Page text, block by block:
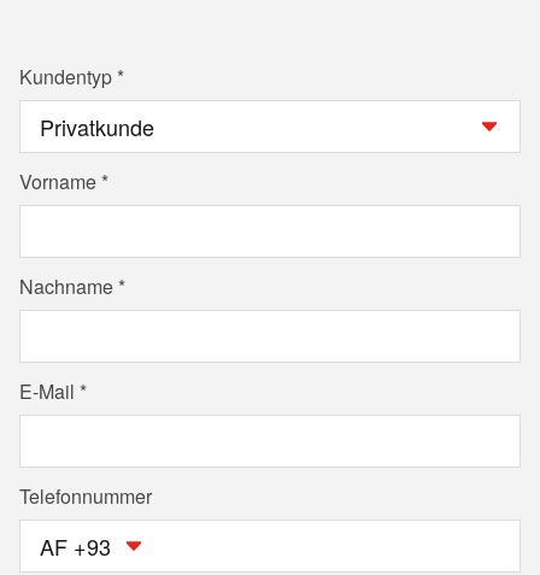
Kundentyp
Vorname
Nachname
E-Mail
Telefonnummer
AF +93